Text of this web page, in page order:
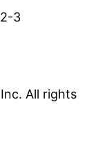
3
All rights